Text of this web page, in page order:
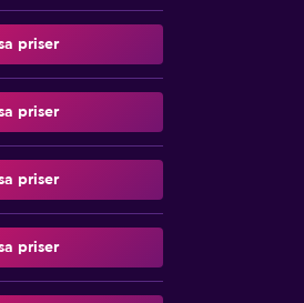
priser
priser
priser
priser